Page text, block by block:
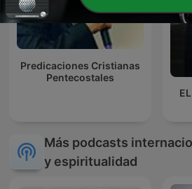
Predicaciones Cristianas
Pentecostales
Más podcasts
y espiritualidad